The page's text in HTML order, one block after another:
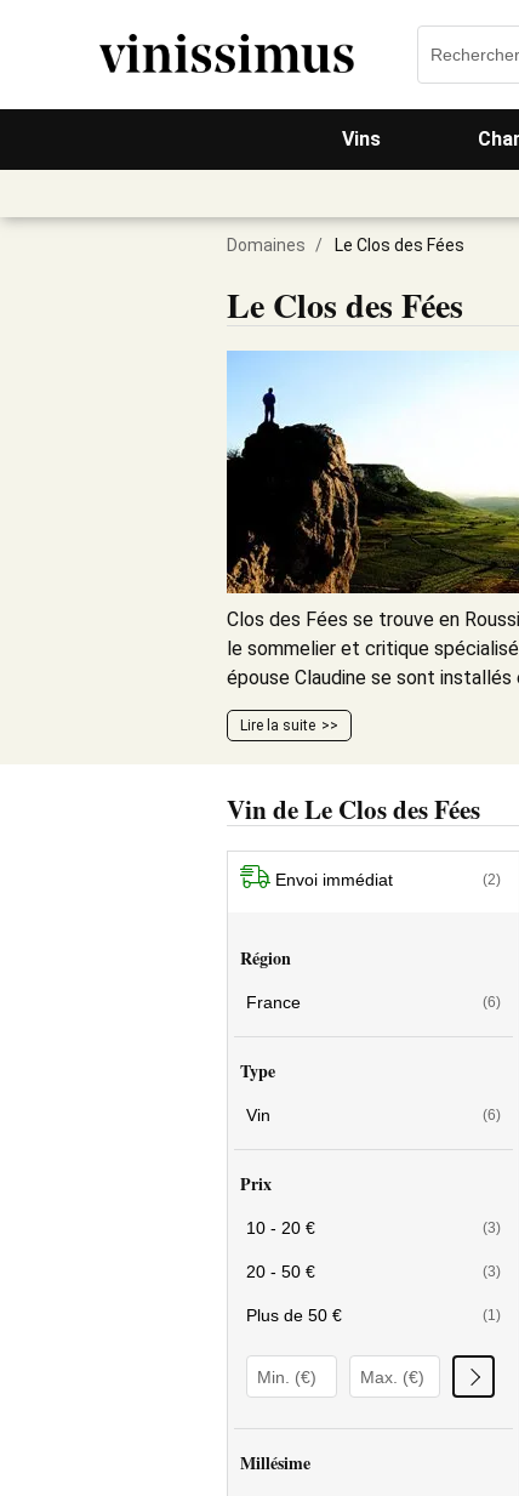
Vins
Domaines / Le Clos des Fées
Le Clos des Fées
Clos des Fées se trouve en
le sommelier et critique
épouse Claudine se sont installés
Lire la suite
Vin de Le Clos des Fées
Envoi immédiat (2)
Région
France (6)
Type
Vin (6)
Prix
10 - 20 € (3)
20 - 50 € (3)
Plus de 50 € (1)
Millésime